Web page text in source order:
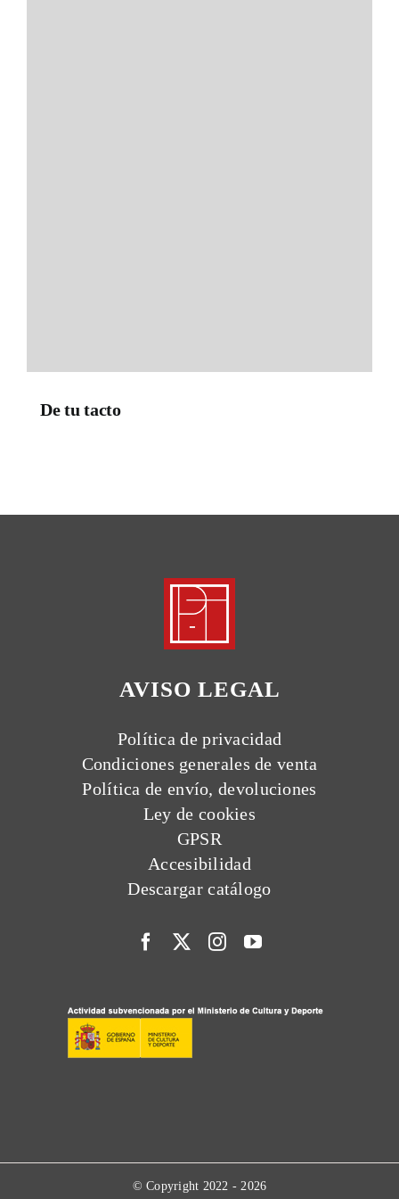
De tu tacto
AVISO LEGAL
Política de privacidad
Condiciones generales de venta
Política de envío, devoluciones
Ley de cookies
GPSR
Accesibilidad
Descargar catálogo
© Copyright 2022 - 2026